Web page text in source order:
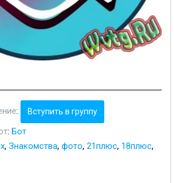
: Вступить в группу
: Бот
, Знакомства, фото, 21плюс, 18плюс,